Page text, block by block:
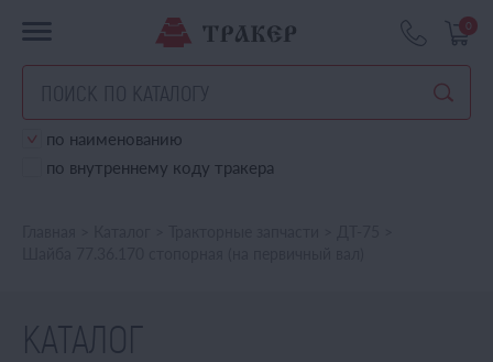
0
по наименованию
по внутреннему коду тракера
КАТАЛОГ